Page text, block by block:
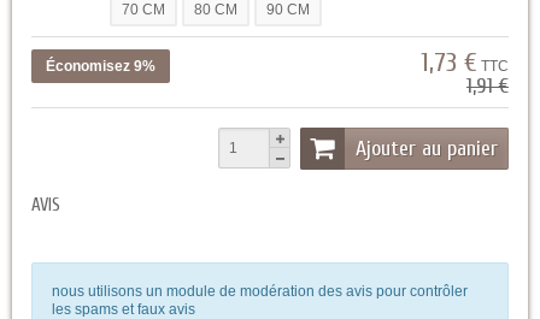
70 CM 80 CM 90 CM
Économisez 9% 1,73 € TTC
1,91 €
Ajouter au panier
AVIS
nous utilisons un module de modération des avis pour contrôler
les spams et faux avis